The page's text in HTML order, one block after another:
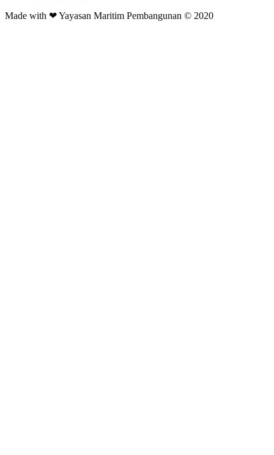
Made with ❤ Yayasan Maritim Pembangunan © 2020